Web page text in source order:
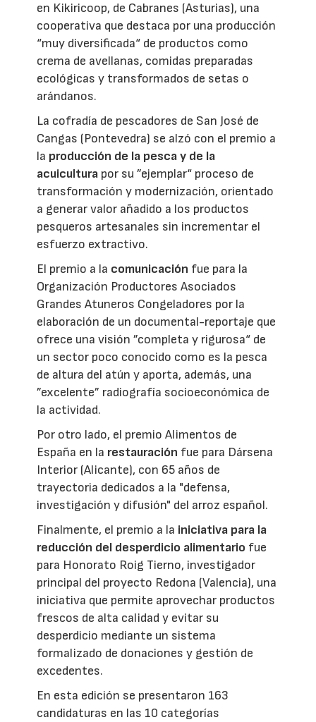
en Kikiricoop, de Cabranes (Asturias), una
cooperativa que destaca por una producción
“muy diversificada“ de productos como
crema de avellanas, comidas preparadas
ecológicas y transformados de setas o
arándanos.
La cofradía de pescadores de San José de
Cangas (Pontevedra) se alzó con el premio a
la producción de la pesca y de la
acuicultura por su ”ejemplar“ proceso de
transformación y modernización, orientado
a generar valor añadido a los productos
pesqueros artesanales sin incrementar el
esfuerzo extractivo.
El premio a la comunicación fue para la
Organización Productores Asociados
Grandes Atuneros Congeladores por la
elaboración de un documental-reportaje que
ofrece una visión ”completa y rigurosa“ de
un sector poco conocido como es la pesca
de altura del atún y aporta, además, una
”excelente” radiografía socioeconómica de
la actividad.
Por otro lado, el premio Alimentos de
España en la restauración fue para Dársena
Interior (Alicante), con 65 años de
trayectoria dedicados a la "defensa,
investigación y difusión" del arroz español.
Finalmente, el premio a la iniciativa para la
reducción del desperdicio alimentario fue
para Honorato Roig Tierno, investigador
principal del proyecto Redona (Valencia), una
iniciativa que permite aprovechar productos
frescos de alta calidad y evitar su
desperdicio mediante un sistema
formalizado de donaciones y gestión de
excedentes.
En esta edición se presentaron 163
candidaturas en las 10 categorías